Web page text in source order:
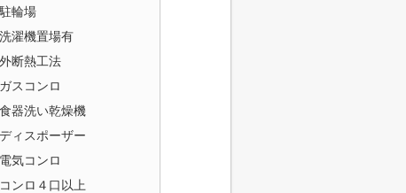
駐輪場
洗濯機置場有
外断熱工法
ガスコンロ
食器洗い乾燥機
ディスポーザー
電気コンロ
コンロ４口以上